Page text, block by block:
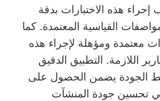
هذه الاختبارات بدقة
القياسية المعتمدة. كما
معتمدة ومؤهلة لإجراء هذه
اللازمة. التطبيق الدقيق
الجودة يضمن الحصول على
تحسين جودة المنشآت